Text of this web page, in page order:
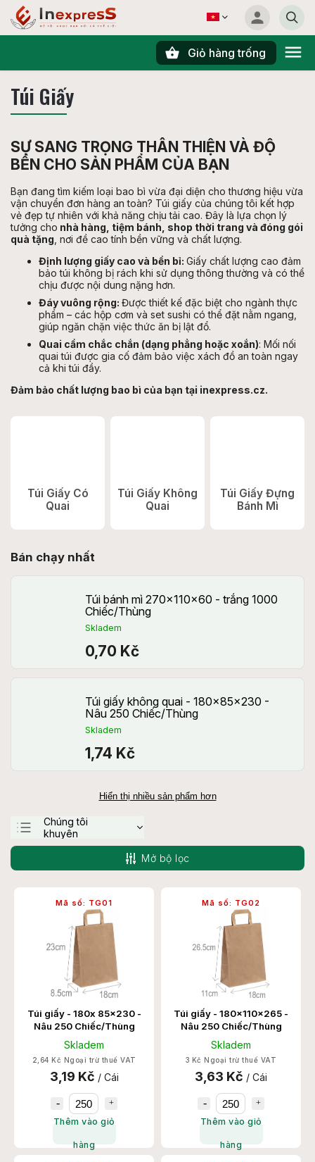
Giỏ hàng trống
Túi Giấy
SỰ SANG TRỌNG THÂN THIỆN VÀ ĐỘ
BỀN CHO SẢN PHẨM CỦA BẠN
Bạn đang tìm kiếm loại bao bì vừa đại diện cho thương hiệu vừa
vận chuyển đơn hàng an toàn? Túi giấy của chúng tôi kết hợp
vẻ đẹp tự nhiên với khả năng chịu tải cao. Đây là lựa chọn lý
tưởng cho nhà hàng, tiệm bánh, shop thời trang và đóng gói
quà tặng, nơi đề cao tính bền vững và chất lượng.
Định lượng giấy cao và bền bỉ: Giấy chất lượng cao đảm
bảo túi không bị rách khi sử dụng thông thường và có thể
chịu được nội dung nặng hơn.
Đáy vuông rộng: Được thiết kế đặc biệt cho ngành thực
phẩm – các hộp cơm và set sushi có thể đặt nằm ngang,
giúp ngăn chặn việc thức ăn bị lật đổ.
Quai cầm chắc chắn (dạng phẳng hoặc xoắn): Mối nối
quai túi được gia cố đảm bảo việc xách đồ an toàn ngay
cả khi túi đầy.
Đảm bảo chất lượng bao bì của bạn tại inexpress.cz.
Túi Giấy Có
Quai
Túi Giấy Không
Quai
Túi Giấy Đựng
Bánh Mì
Bán chạy nhất
Túi bánh mì 270x110x60 - trắng 1000
Chiếc/Thùng
Skladem
0,70 Kč
Túi giấy không quai - 180x85x230 -
Nâu 250 Chiếc/Thùng
Skladem
1,74 Kč
Hiển thị nhiều sản phẩm hơn
Chúng tôi
khuyên
Đắt nhất
Bán chạy nhất
theo thứ tự abc
Mở bộ lọc
Túi giấy - 180x 85x230 -
Nâu 250 Chiếc/Thùng
Skladem
2,64 Kč Ngoại trừ thuế VAT
3,19 Kč / Cái
Thêm vào giỏ
hàng
Mã số: TG01
Túi giấy - 180x110x265 -
Nâu 250 Chiếc/Thùng
Skladem
3 Kč Ngoại trừ thuế VAT
3,63 Kč / Cái
Thêm vào giỏ
hàng
Mã số: TG02